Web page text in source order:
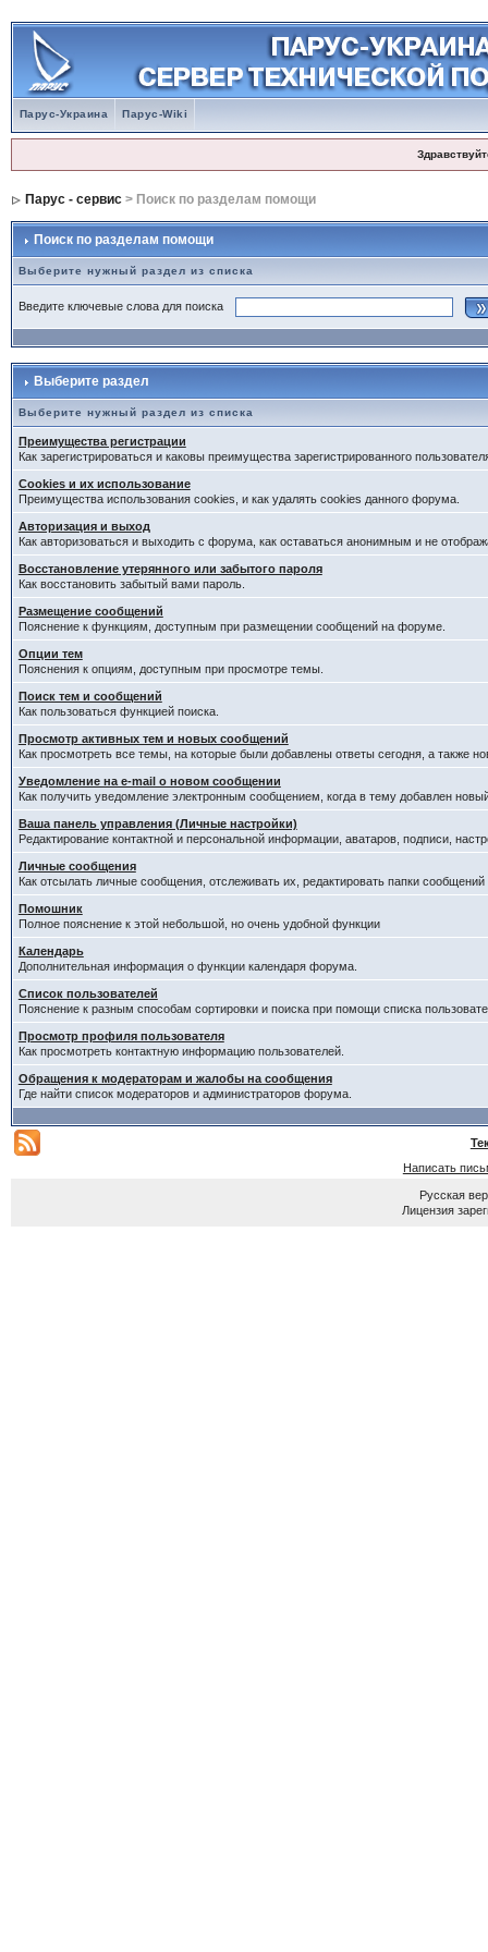
Парус-Украина Парус-Wiki
Парус - сервис> Поиск по разделам помощи
Поиск по разделам помощи
Выберите нужный раздел из списка
Введите ключевые слова для поиска
Выберите раздел
Выберите нужный раздел из списка
Преимущества регистрации
Как зарегистрироваться и каковы преимущества зарегистрированного
Cookies и их использование
Преимущества использования cookies, и как удалять cookies данного форума.
Авторизация и выход
Как авторизоваться и выходить с форума, как оставаться анонимным и не
Восстановление утерянного или забытого пароля
Как восстановить забытый вами пароль.
Размещение сообщений
Пояснение к функциям, доступным при размещении сообщений на форуме.
Опции тем
Пояснения к опциям, доступным при просмотре темы.
Поиск тем и сообщений
Как пользоваться функцией поиска.
Просмотр активных тем и новых сообщений
Как просмотреть все темы, на которые были добавлены ответы сегодня, а также
Уведомление на е-mail о новом сообщении
Как получить уведомление электронным сообщением, когда в тему добавлен
Ваша панель управления (Личные настройки)
Редактирование контактной и персональной информации, аватаров, подписи,
Личные сообщения
Как отсылать личные сообщения, отслеживать их, редактировать папки
Помошник
Полное пояснение к этой небольшой, но очень удобной функции
Календарь
Дополнительная информация о функции календаря форума.
Список пользователей
Пояснение к разным способам сортировки и поиска при помощи списка
Просмотр профиля пользователя
Как просмотреть контактную информацию пользователей.
Обращения к модераторам и жалобы на сообщения
Где найти список модераторов и администраторов форума.
Написать
Русская
Лицензия